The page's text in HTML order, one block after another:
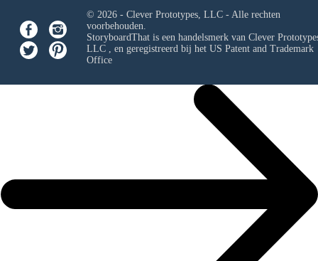
© 2026 - Clever Prototypes, LLC - Alle rechten
voorbehouden.
StoryboardThat is een handelsmerk van Clever
LLC, en geregistreerd bij het US Patent and Trademark
Office